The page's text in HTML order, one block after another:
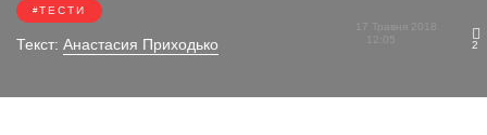
ТЕСТИ
Текст: Анастасия Приходько
17 Травня 2018
2